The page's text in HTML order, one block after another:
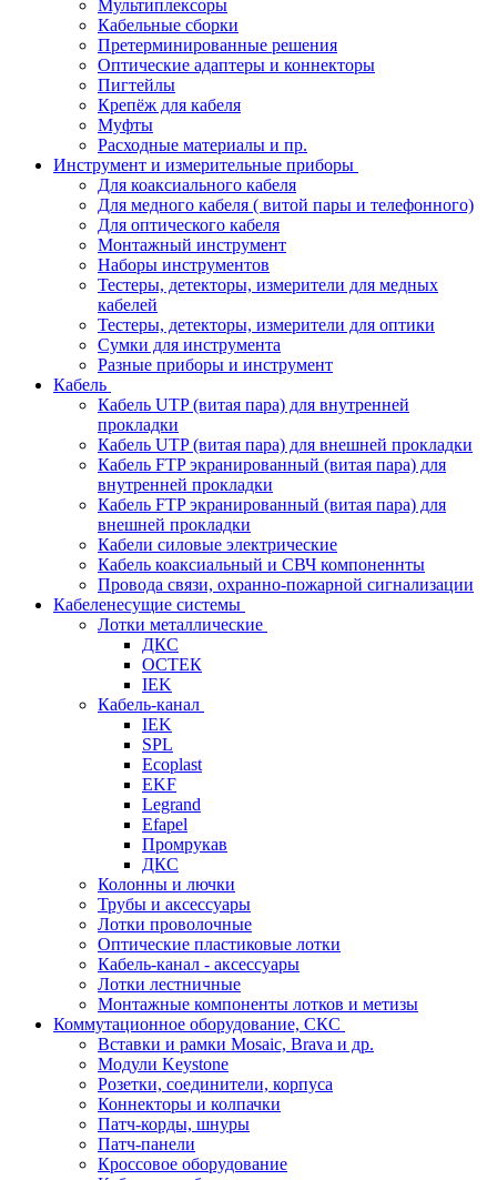
Мультиплексоры
Кабельные сборки
Претерминированные решения
Оптические адаптеры и коннекторы
Пигтейлы
Крепёж для кабеля
Муфты
Расходные материалы и пр.
Инструмент и измерительные приборы
Для коаксиального кабеля
Для медного кабеля ( витой пары и телефонного)
Для оптического кабеля
Монтажный инструмент
Наборы инструментов
Тестеры, детекторы, измерители для медных
кабелей
Тестеры, детекторы, измерители для оптики
Сумки для инструмента
Разные приборы и инструмент
Кабель
Кабель UTP (витая пара) для внутренней
прокладки
Кабель UTP (витая пара) для внешней прокладки
Кабель FTP экранированный (витая пара) для
внутренней прокладки
Кабель FTP экранированный (витая пара) для
внешней прокладки
Кабели силовые электрические
Кабель коаксиальный и СВЧ компоненнты
Провода связи, охранно-пожарной сигнализации
Кабеленесущие системы
Лотки металлические
ДКС
ОСТЕК
IEK
Кабель-канал
IEK
SPL
Ecoplast
EKF
Legrand
Efapel
Промрукав
ДКС
Колонны и лючки
Трубы и аксессуары
Лотки проволочные
Оптические пластиковые лотки
Кабель-канал - аксессуары
Лотки лестничные
Монтажные компоненты лотков и метизы
Коммутационное оборудование, СКС
Вставки и рамки Mosaic, Brava и др.
Модули Keystone
Розетки, соединители, корпуса
Коннекторы и колпачки
Патч-корды, шнуры
Патч-панели
Кроссовое оборудование